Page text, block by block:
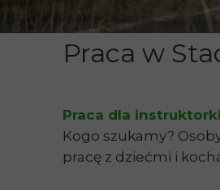
Praca dla
Kogo szukamy?
pracę z dziećmi i
Praca w